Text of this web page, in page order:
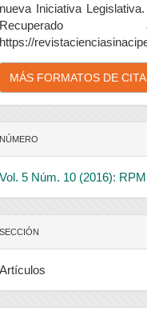
nueva Iniciativa
https://
MÁS FORMATOS DE CITA
NÚMERO
Vol. 5 Núm. 10 (2016): RPM
SECCIÓN
Artículos